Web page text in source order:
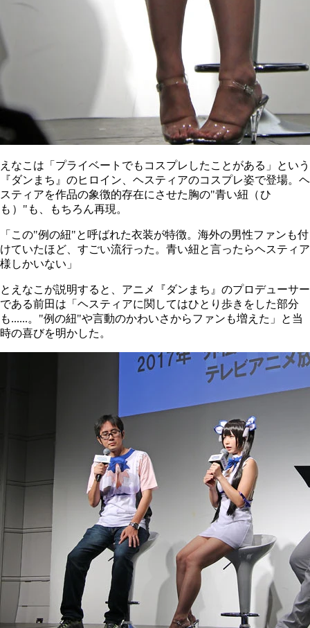
えなこは「プライベートでもコスプレしたことがある」という
『ダンまち』のヒロイン、ヘスティアのコスプレ姿で登場。ヘ
スティアを作品の象徴的存在にさせた胸の"青い紐 （ひ
も） "も、もちろん再現。
「この"例の紐"と呼ばれた衣装が特徴。海外の男性ファンも付
けていたほど、すごい流行った。青い紐と言ったらヘスティア
様しかいない」
とえなこが説明すると、アニメ『ダンまち』のプロデューサー
である前田は「ヘスティアに関してはひとり歩きをした部分
も......。"例の紐"や言動のかわいさからファンも増えた」と当
時の喜びを明かした。